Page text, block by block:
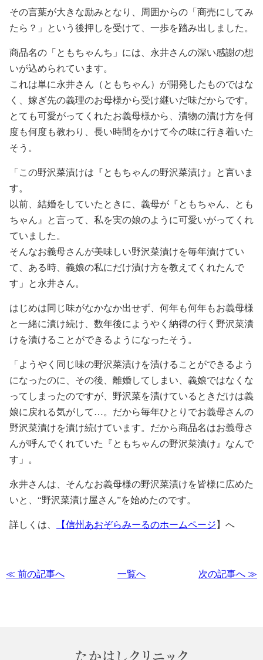
その⾔葉が⼤きな励みとなり、周囲からの「商売にしてみ
たら？」という後押しを受けて、⼀歩を踏み出しました。
商品名の「ともちゃんち」には、永井さんの深い感謝の想
いが込められています。
これは単に永井さん（ともちゃん）が開発したものではな
く、嫁ぎ先の義理のお⺟様から受け継いだ味だからです。
とても可愛がってくれたお義⺟様から、漬物の漬け⽅を何
度も何度も教わり、⻑い時間をかけて今の味に⾏き着いた
そう。
「この野沢菜漬けは『ともちゃんの野沢菜漬け』と言いま
す。
以前、結婚をしていたときに、義母が『ともちゃん、とも
ちゃん』と言って、私を実の娘のように可愛いがってくれ
ていました。
そんなお義母さんが美味しい野沢菜漬けを毎年漬けてい
て、ある時、義娘の私にだけ漬け方を教えてくれたんで
す」と永井さん。
はじめは同じ味がなかなか出せず、何年も何年もお義母様
と一緒に漬け続け、数年後にようやく納得の行く野沢菜漬
けを漬けることができるようになったそう。
「ようやく同じ味の野沢菜漬けを漬けることができるよう
になったのに、その後、離婚してしまい、義娘ではなくな
ってしまったのですが、野沢菜を漬けているときだけは義
娘に戻れる気がして…。だから毎年ひとりでお義母さんの
野沢菜漬けを漬け続けています。だから商品名はお義母さ
んが呼んでくれていた『ともちゃんの野沢菜漬け』なんで
す」。
永井さんは、そんなお義母様の野沢菜漬けを皆様に広めた
いと、“野沢菜漬け屋さん”を始めたのです。
詳しくは、 【信州あおぞらみーるのホームページ 】へ
≪ 前の記事へ 一覧へ 次の記事へ ≫